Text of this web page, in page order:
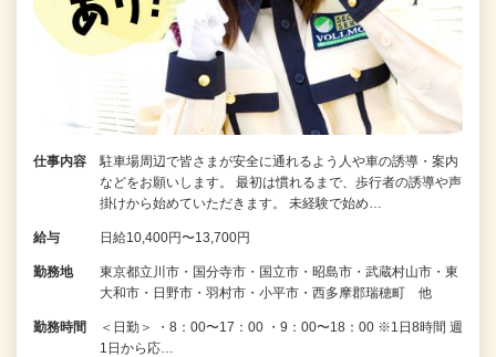
仕事内容
駐車場周辺で皆さまが安全に通れるよう人や車の誘導・案内
などをお願いします。 最初は慣れるまで、歩行者の誘導や声
掛けから始めていただきます。 未経験で始め…
給与 日給10,400円〜13,700円
勤務地
東京都立川市・国分寺市・国立市・昭島市・武蔵村山市・東
大和市・日野市・羽村市・小平市・西多摩郡瑞穂町 他
勤務時間
＜日勤＞ ・8：00〜17：00 ・9：00〜18：00 ※1日8時間 週
1日から応…